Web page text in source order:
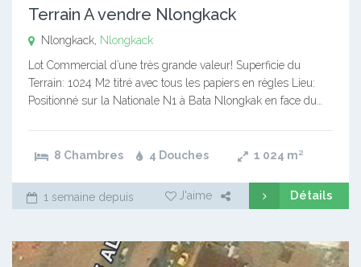
Terrain A vendre Nlongkack
Nlongkack, Nlongkack
Lot Commercial d’une très grande valeur! Superficie du
Terrain: 1024 M2 titré avec tous les papiers en règles Lieu:
Positionné sur la Nationale N1 à Bata Nlongkak en face du…
8 Chambres 4 Douches 1 024 m²
1 semaine depuis J'aime Détails